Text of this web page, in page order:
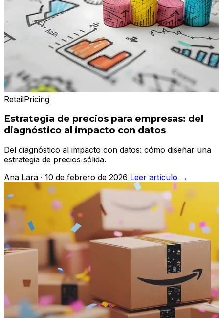
RetailPricing
Estrategia de precios para empresas: del
diagnóstico al impacto con datos
Del diagnóstico al impacto con datos: cómo diseñar una
estrategia de precios sólida.
Ana Lara · 10 de febrero de 2026 Leer artículo →